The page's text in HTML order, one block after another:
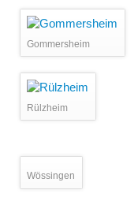
Gommersheim
Rülzheim
Wössingen